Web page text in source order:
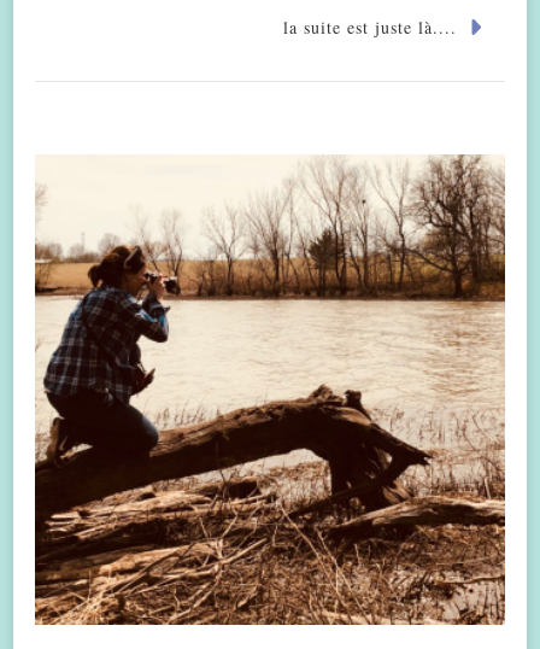
la suite est juste là....